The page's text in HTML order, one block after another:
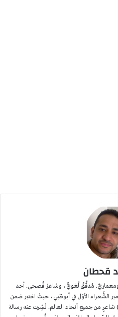
قحطان
ومعماريّ. مُدقِّقٌ لُغويٌّ، وشاعرُ فُصحى. أحد
الشُّعراء الأوّل في أبوظبي، حيثُ اختير ضمن
مئتي شاعر من ضمن أكثر من (7500) شاعرٍ من جميع أنحاء العالم. نُشِرت عنه رسالة